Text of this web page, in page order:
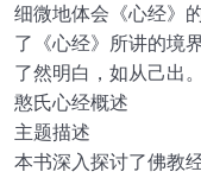
细微地体会《心经》
了《心经》所讲的境
了然明白，如从己出。
憨氏心经概述
主题描述
本书深入探讨了佛教